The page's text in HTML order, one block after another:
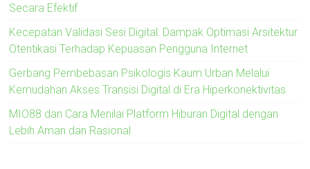
Secara Efektif
Kecepatan Validasi Sesi Digital: Dampak Optimasi Arsitektur
Otentikasi Terhadap Kepuasan Pengguna Internet
Gerbang Pembebasan Psikologis Kaum Urban Melalui
Kemudahan Akses Transisi Digital di Era Hiperkonektivitas
MIO88 dan Cara Menilai Platform Hiburan Digital dengan
Lebih Aman dan Rasional